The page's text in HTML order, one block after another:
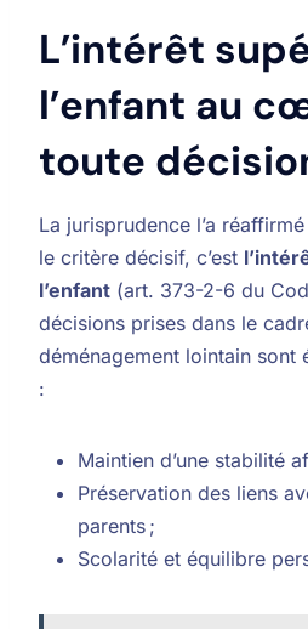
L’intérêt
l’enfant au
toute
La jurisprudence l’a
le critère décisif, c’est
l’enfant (art. 373-2-6 du
décisions prises dans le
déménagement lointain sont
:
Maintien d’une stabilité
Préservation des liens
parents ;
Scolarité et équilibre